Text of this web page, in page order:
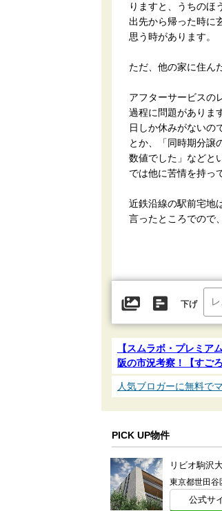
りますと、うちのほ
出先から帰った時に
思う時があります。
ただ、他の家に住ん
アフターサービスの
過程に問題がありま
日しか休みがないの
とか、「同時期分譲
数値でした」などと
では他に苦情を持っ
近鉄沿線の駅前宅地
言ったところでので
下げ
【スムラボ・プレミア
阪の市況考察！【すごろ
人気ブロガーに無料で
PICK UP物件
リビオ駒沢
東京都世田谷
公式サ